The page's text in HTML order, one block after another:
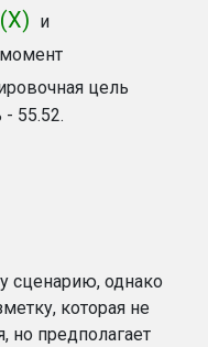
(Х) и
цель
55.52.
сценарию, однако
которая не
но предполагает